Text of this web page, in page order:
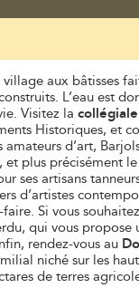
aux bâtisses
L’eau est
Visitez la
Historiques, et
d’art,
et plus précisément le
ses artisans
d’artistes
Si vous
qui vous
rendez-vous au
niché sur les
de terres